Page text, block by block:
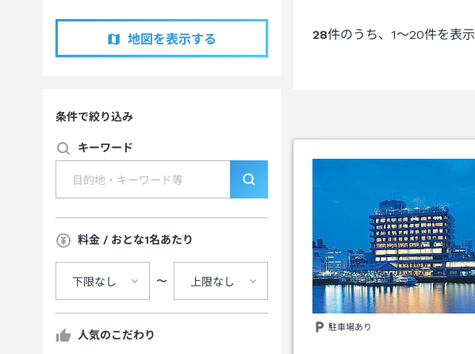
地図を表示する
条件で絞り込み
キーワード
料金 / おとな1名あたり
下限なし 〜 上限なし
人気のこだわり
28件のうち、 1～20件を表示
駐車場あり